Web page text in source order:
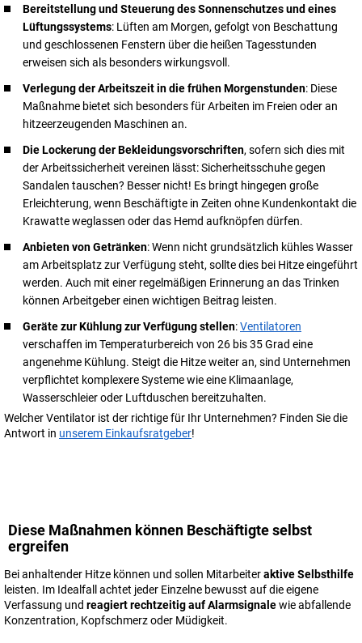
Bereitstellung und Steuerung des Sonnenschutzes und eines
Lüftungssystems: Lüften am Morgen, gefolgt von Beschattung
und geschlossenen Fenstern über die heißen Tagesstunden
erweisen sich als besonders wirkungsvoll.
Verlegung der Arbeitszeit in die frühen Morgenstunden: Diese
Maßnahme bietet sich besonders für Arbeiten im Freien oder an
hitzeerzeugenden Maschinen an.
Die Lockerung der Bekleidungsvorschriften, sofern sich dies mit
der Arbeitssicherheit vereinen lässt: Sicherheitsschuhe gegen
Sandalen tauschen? Besser nicht! Es bringt hingegen große
Erleichterung, wenn Beschäftigte in Zeiten ohne Kundenkontakt die
Krawatte weglassen oder das Hemd aufknöpfen dürfen.
Anbieten von Getränken: Wenn nicht grundsätzlich kühles Wasser
am Arbeitsplatz zur Verfügung steht, sollte dies bei Hitze eingeführt
werden. Auch mit einer regelmäßigen Erinnerung an das Trinken
können Arbeitgeber einen wichtigen Beitrag leisten.
Geräte zur Kühlung zur Verfügung stellen:Ventilatoren
verschaffen im Temperaturbereich von 26 bis 35 Grad eine
angenehme Kühlung. Steigt die Hitze weiter an, sind Unternehmen
verpflichtet komplexere Systeme wie eine Klimaanlage,
Wasserschleier oder Luftduschen bereitzuhalten.
Welcher Ventilator ist der richtige für Ihr Unternehmen? Finden Sie die
Antwort in unserem Einkaufsratgeber!
Diese Maßnahmen können Beschäftigte selbst
ergreifen
Bei anhaltender Hitze können und sollen Mitarbeiteraktive Selbsthilfe
leisten. Im Idealfall achtet jeder Einzelne bewusst auf die eigene
Verfassung und reagiert rechtzeitig auf Alarmsignalewie abfallende
Konzentration, Kopfschmerz oder Müdigkeit.